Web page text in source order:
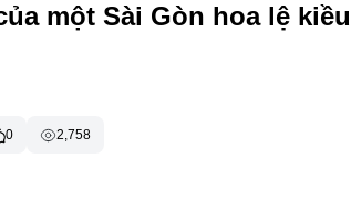
một Sài Gòn hoa lệ kiều
0 2,758